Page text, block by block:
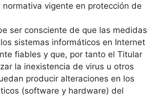
vigente en protección de
ser consciente de que las medidas
sistemas informáticos en Internet
fiables y que, por tanto el Titular
la inexistencia de virus u otros
producir alteraciones en los
(software y hardware) del